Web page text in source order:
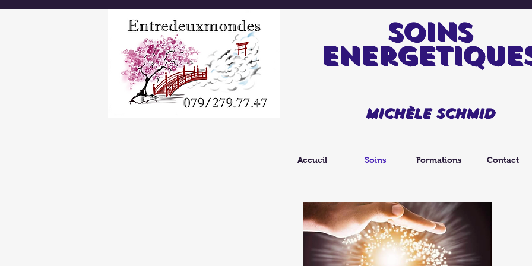
soins
Michèle Schmid
Accueil Soins Formations Contact